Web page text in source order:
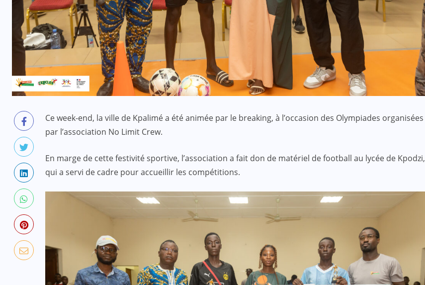
Ce week-end, la ville de Kpalimé a été animée par le breaking, à l’occasion des Olympiades organisées
par l’association No Limit Crew.
En marge de cette festivité sportive, l’association a fait don de matériel de football au lycée de Kpodzi,
qui a servi de cadre pour accueillir les compétitions.